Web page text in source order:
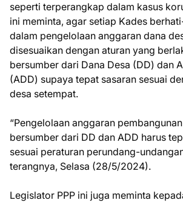
seperti terperangkap dalam kasus
ini meminta, agar setiap Kades
dalam pengelolaan anggaran dana
disesuaikan dengan aturan yang
bersumber dari Dana Desa (DD) dan
(ADD) supaya tepat sasaran sesuai
desa setempat.
“Pengelolaan anggaran
bersumber dari DD dan ADD harus
sesuai peraturan perundang-
terangnya, Selasa (28/5/2024).
Legislator PPP ini juga meminta